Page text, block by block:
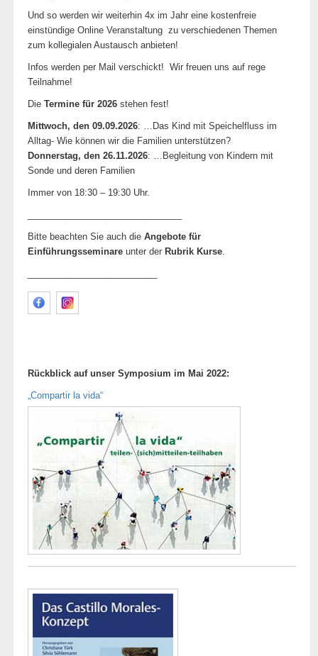
Und so werden wir weiterhin 4x im Jahr eine kostenfreie
einstündige Online Veranstaltung zu verschiedenen Themen
zum kollegialen Austausch anbieten!
Infos werden per Mail verschickt! Wir freuen uns auf rege
Teilnahme!
DieTermine für 2026 stehen fest!
Mittwoch, den 09.09.2026: …Das Kind mit Speichelfluss im
Alltag- Wie können wir die Familien unterstützen?
Donnerstag, den 26.11.2026: …Begleitung von Kindern mit
Sonde und deren Familien
Immer von 18:30 – 19:30 Uhr.
Bitte beachten Sie auch dieAngebote für
Einführungsseminare unter der Rubrik Kurse.
Rückblick auf unser Symposium im Mai 2022:
„Compartir la vida“